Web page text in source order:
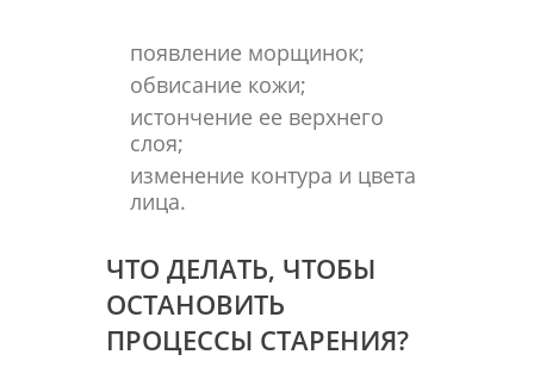
появление морщинок;
обвисание кожи;
истончение ее верхнего
слоя;
изменение контура и цвета
лица.
ЧТО ДЕЛАТЬ, ЧТОБЫ
ОСТАНОВИТЬ
ПРОЦЕССЫ СТАРЕНИЯ?